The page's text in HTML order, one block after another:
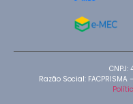
CNPJ:
Razão Social: FACPRISMA –